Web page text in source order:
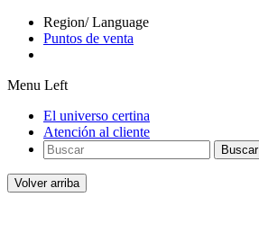
Region/ Language
Puntos de venta
Menu Left
El universo certina
Atención al cliente
Buscar
Volver arriba